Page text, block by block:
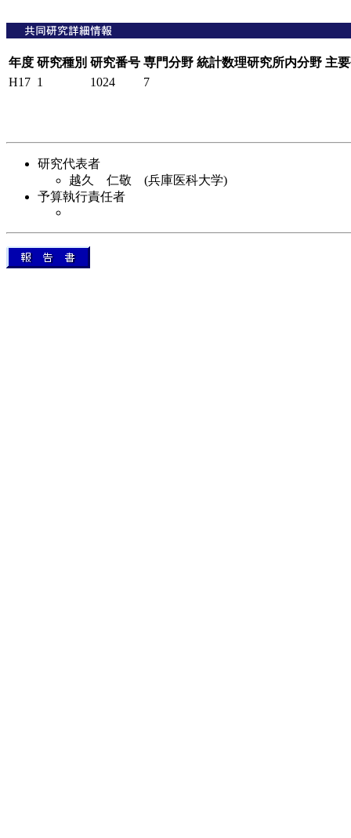
年度 研究種別 研究番号 専門分野 統計数理研究所内分野 主
H17 1 1024 7
研究代表者
越久 仁敬 (兵庫医科大学)
予算執行責任者